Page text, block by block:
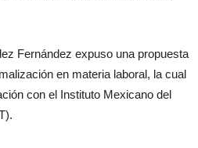
Fernández expuso una propuesta
en materia laboral, la cual
con el Instituto Mexicano del